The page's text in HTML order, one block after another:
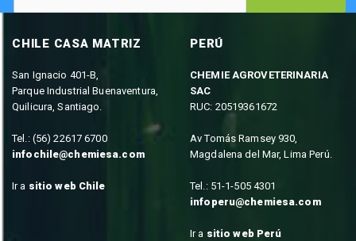
CHILE CASA MATRIZ
San Ignacio 401-B,
Parque Industrial Buenaventura,
Quilicura, Santiago.
Tel.: (56) 22617 6700
infochile@chemiesa.com
Ir a sitio web Chile
PERÚ
CHEMIE AGROVETERINARIA
SAC
RUC: 20519361672
Av Tomás Ramsey 930,
Magdalena del Mar, Lima Perú.
Tel.: 51-1-505 4301
infoperu@chemiesa.com
Ir a sitio web Perú